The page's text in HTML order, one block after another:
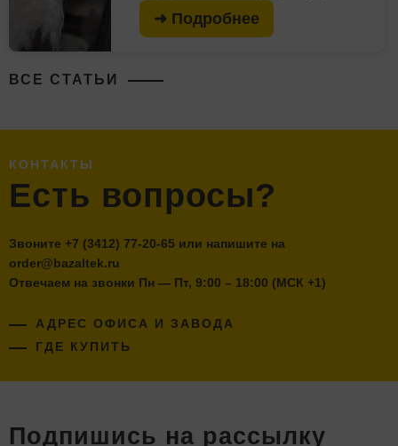
➜ Подробнее
ВСЕ СТАТЬИ
КОНТАКТЫ
Есть вопросы?
Звоните +7 (3412) 77-20-65 или напишите на
order@bazaltek.ru
Отвечаем на звонки Пн — Пт, 9:00 – 18:00 (МСК +1)
АДРЕС ОФИСА И ЗАВОДА
ГДЕ КУПИТЬ
Подпишись на рассылку